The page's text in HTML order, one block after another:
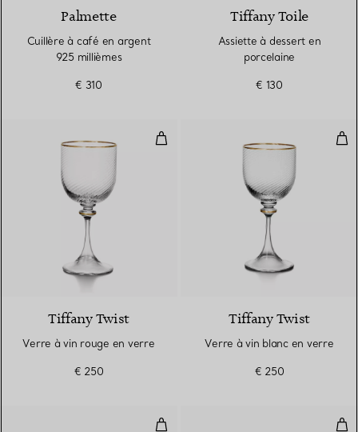
Palmette
Cuillère à café en argent
925 millièmes
€ 310
Tiffany Toile
Assiette à dessert en
porcelaine
€ 130
Verre à vin rouge en verre
Tiffany Twist
Verre à vin rouge en verre
€ 250
Tiffany Twist
Verre à vin blanc en verre
€ 250
Tasse à thé et soucoupe en